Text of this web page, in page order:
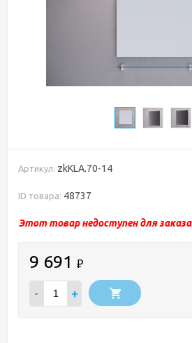
Артикул: zkKLA.70-14
ID товара: 48737
Этот товар недоступен для заказа
9 691 ₽
- +